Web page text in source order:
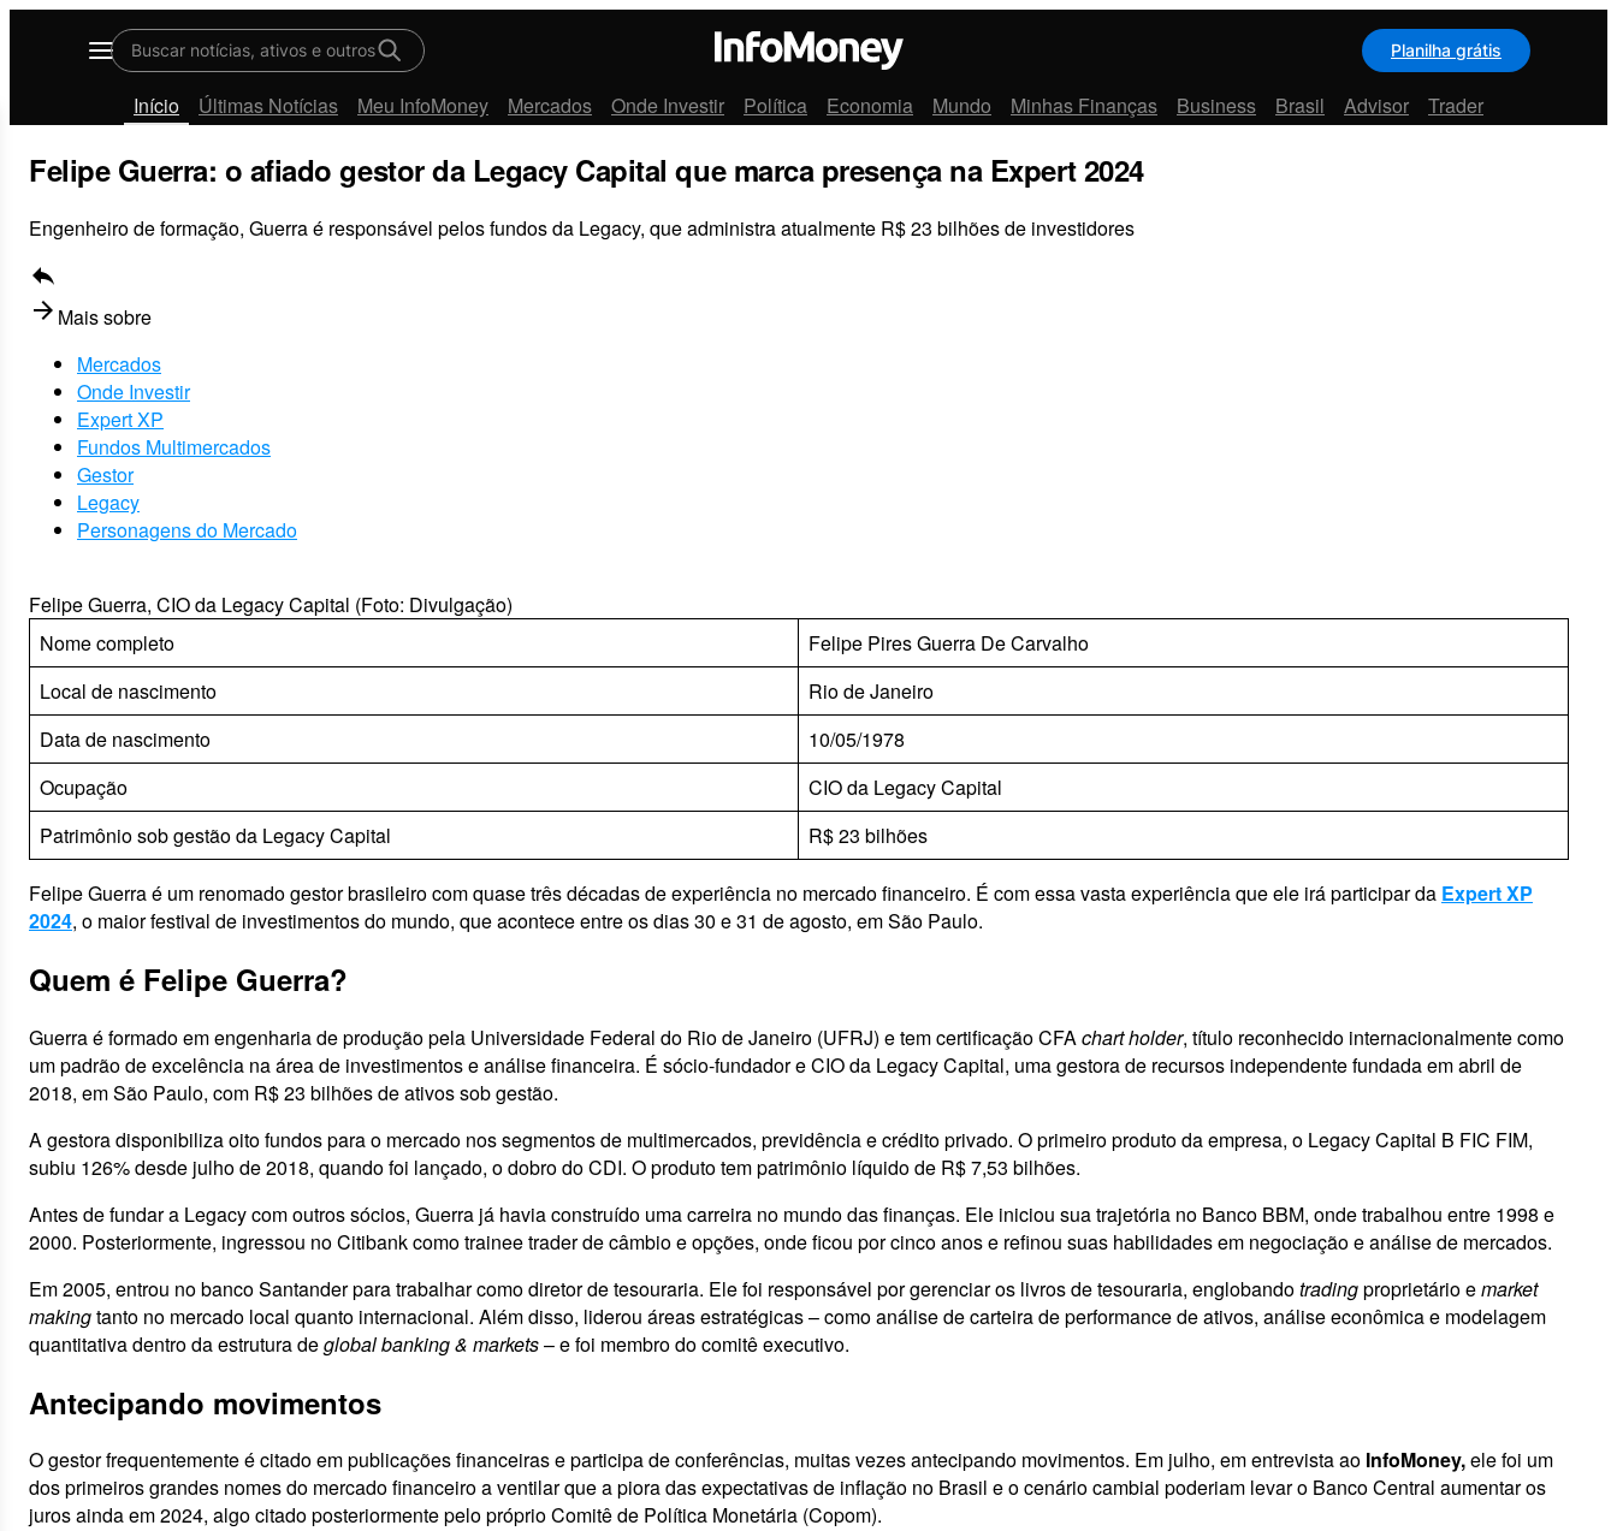
Menu
Buscar notícias, ativos e outros Planilha grátis
Início Últimas Notícias Meu InfoMoney Mercados Onde Investir Política Economia Mundo Minhas Finanças Business Brasil Advisor Trader
Felipe Guerra: o afiado gestor da Legacy Capital que marca presença na Expert 2024
Engenheiro de formação, Guerra é responsável pelos fundos da Legacy, que administra atualmente R$ 23 bilhões de investidores
reply
arrow_forward Mais sobre
Mercados
Onde Investir
Expert XP
Fundos Multimercados
Gestor
Legacy
Personagens do Mercado
Felipe Guerra, CIO da Legacy Capital (Foto: Divulgação)
Nome completo
Felipe Pires Guerra De Carvalho
Local de nascimento
Rio de Janeiro
Data de nascimento
10/05/1978
Ocupação
CIO da Legacy Capital
Patrimônio sob gestão da Legacy Capital
R$ 23 bilhões
Felipe Guerra é um renomado gestor brasileiro com quase três décadas de experiência no mercado financeiro. É com essa vasta experiência que ele irá participar da Expert XP
2024, o maior festival de investimentos do mundo, que acontece entre os dias 30 e 31 de agosto, em São Paulo.
Quem é Felipe Guerra?
Guerra é formado em engenharia de produção pela Universidade Federal do Rio de Janeiro (UFRJ) e tem certificação CFAchart holder, título reconhecido internacionalmente como
um padrão de excelência na área de investimentos e análise financeira. É sócio-fundador e CIO da Legacy Capital, uma gestora de recursos independente fundada em abril de
2018, em São Paulo, com R$ 23 bilhões de ativos sob gestão.
A gestora disponibiliza oito fundos para o mercado nos segmentos de multimercados, previdência e crédito privado. O primeiro produto da empresa, o Legacy Capital B FIC FIM,
subiu 126% desde julho de 2018, quando foi lançado, o dobro do CDI. O produto tem patrimônio líquido de R$ 7,53 bilhões.
Antes de fundar a Legacy com outros sócios, Guerra já havia construído uma carreira no mundo das finanças. Ele iniciou sua trajetória no Banco BBM, onde trabalhou entre 1998 e
2000. Posteriormente, ingressou no Citibank como trainee trader de câmbio e opções, onde ficou por cinco anos e refinou suas habilidades em negociação e análise de mercados.
Em 2005, entrou no banco Santander para trabalhar como diretor de tesouraria. Ele foi responsável por gerenciar os livros de tesouraria, englobandotradingproprietário emarket
makingtanto no mercado local quanto internacional. Além disso, liderou áreas estratégicas – como análise de carteira de performance de ativos, análise econômica e modelagem
quantitativa dentro da estrutura deglobal banking & markets– e foi membro do comitê executivo.
Antecipando movimentos
O gestor frequentemente é citado em publicações financeiras e participa de conferências, muitas vezes antecipando movimentos. Em julho, em entrevista ao InfoMoney,ele foi um
dos primeiros grandes nomes do mercado financeiro a ventilar que a piora das expectativas de inflação no Brasil e o cenário cambial poderiam levar o Banco Central aumentar os
juros ainda em 2024, algo citado posteriormente pelo próprio Comitê de Política Monetária (Copom).